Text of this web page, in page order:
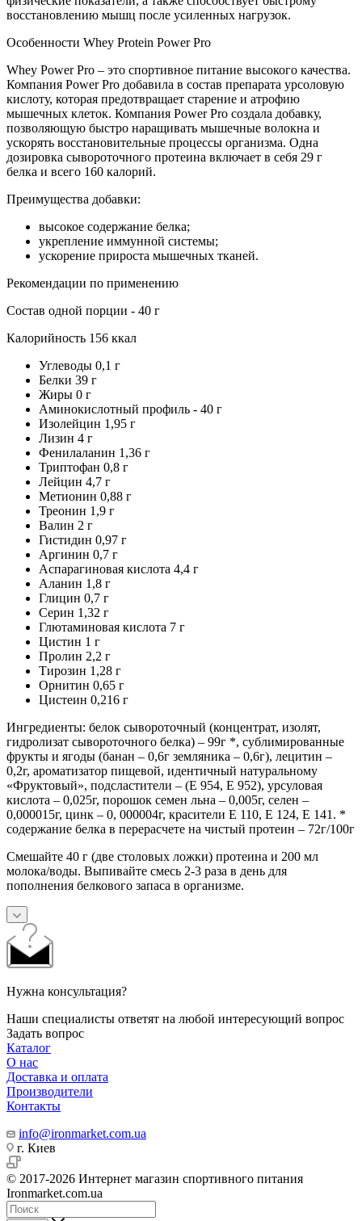
восстановлению мышц после усиленных нагрузок.
Особенности Whey Protein Power Pro
Whey Power Pro – это спортивное питание высокого качества.
Компания Power Pro добавила в состав препарата урсоловую
кислоту, которая предотвращает старение и атрофию
мышечных клеток. Компания Power Pro создала добавку,
позволяющую быстро наращивать мышечные волокна и
ускорять восстановительные процессы организма. Одна
дозировка сывороточного протеина включает в себя 29 г
белка и всего 160 калорий.
Преимущества добавки:
высокое содержание белка;
укрепление иммунной системы;
ускорение прироста мышечных тканей.
Рекомендации по применению
Состав одной порции - 40 г
Калорийность 156 ккал
Углеводы 0,1 г
Белки 39 г
Жиры 0 г
Аминокислотный профиль - 40 г
Изолейцин 1,95 г
Лизин 4 г
Фенилаланин 1,36 г
Триптофан 0,8 г
Лейцин 4,7 г
Метионин 0,88 г
Треонин 1,9 г
Валин 2 г
Гистидин 0,97 г
Аргинин 0,7 г
Аспарагиновая кислота 4,4 г
Аланин 1,8 г
Глицин 0,7 г
Серин 1,32 г
Глютаминовая кислота 7 г
Цистин 1 г
Пролин 2,2 г
Тирозин 1,28 г
Орнитин 0,65 г
Цистеин 0,216 г
Ингредиенты: белок сывороточный (концентрат, изолят,
гидролизат сывороточного белка) – 99г *, сублимированные
фрукты и ягоды (банан – 0,6г земляника – 0,6г), лецитин –
0,2г, ароматизатор пищевой, идентичный натуральному
«Фруктовый», подсластители – (Е 954, Е 952), урсуловая
кислота – 0,025г, порошок семен льна – 0,005г, селен –
0,000015г, цинк – 0, 000004г, красители Е 110, Е 124, Е 141. *
cодержание белка в перерасчете на чистый протеин – 72г/100г
Смешайте 40 г (две столовых ложки) протеина и 200 мл
молока/воды. Выпивайте смесь 2-3 раза в день для
пополнения белкового запаса в организме.
Нужна консультация?
Наши специалисты ответят на любой интересующий вопрос
Задать вопрос
Каталог
О нас
Доставка и оплата
Производители
Контакты
info@ironmarket.com.ua
г. Киев
© 2017-2026 Интернет магазин спортивного питания
Ironmarket.com.ua